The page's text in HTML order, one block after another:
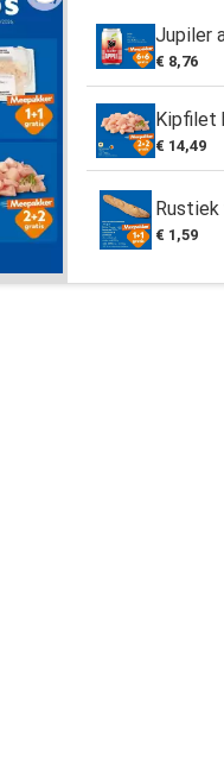
Jupiler
€ 8,76
Kipfilet
€ 14,49
€ 1,59